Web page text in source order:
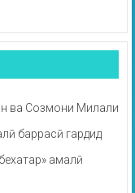
ва Созмони Милали
баррасӣ гардид
амалӣ